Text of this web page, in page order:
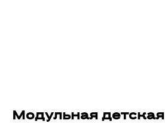
Модульная детская